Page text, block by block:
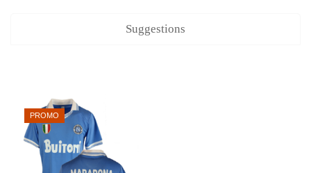
Suggestions
PROMO